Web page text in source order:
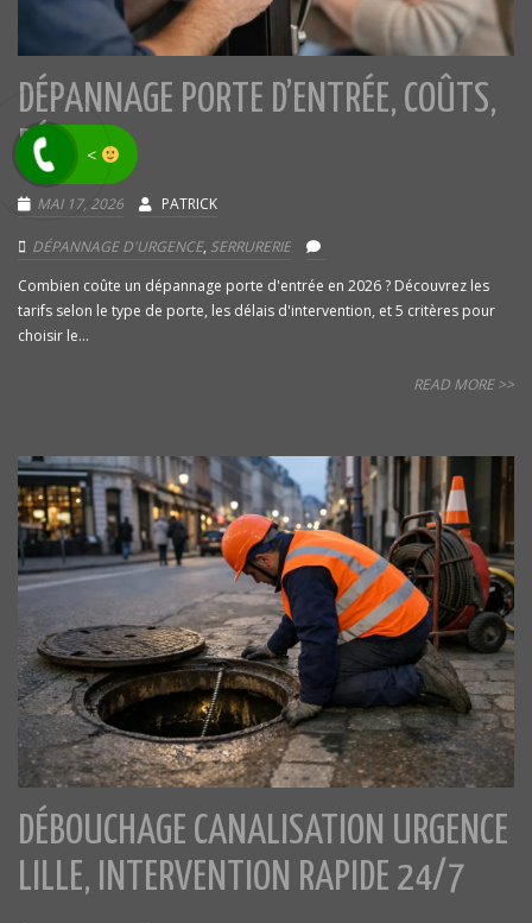
DÉPANNAGE PORTE D’ENTRÉE, COÛTS,
DÉLAIS
MAI 17, 2026 PATRICK
DÉPANNAGE D'URGENCE, SERRURERIE
Combien coûte un dépannage porte d'entrée en 2026 ? Découvrez les
tarifs selon le type de porte, les délais d'intervention, et 5 critères pour
choisir le...
READ MORE >>
DÉBOUCHAGE CANALISATION URGENCE
LILLE, INTERVENTION RAPIDE 24/7
<